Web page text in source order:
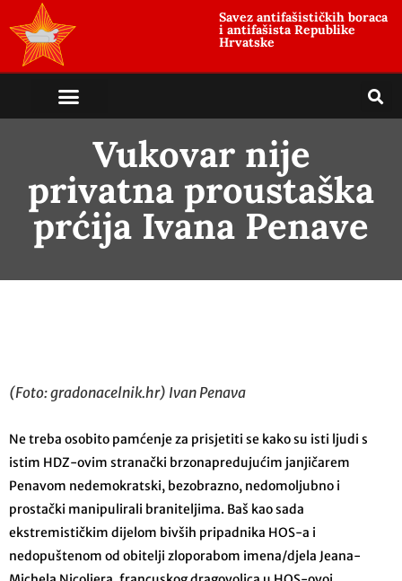
Savez antifašističkih boraca
i antifašista Republike
Hrvatske
Vukovar nije
privatna proustaška
prćija Ivana Penave
(Foto: gradonacelnik.hr) Ivan Penava
Ne treba osobito pamćenje za prisjetiti se kako su isti ljudi s
istim HDZ-ovim stranački brzonapredujućim janjičarem
Penavom nedemokratski, bezobrazno, nedomoljubno i
prostački manipulirali braniteljima. Baš kao sada
ekstremističkim dijelom bivših pripadnika HOS-a i
nedopuštenom od obitelji zloporabom imena/djela Jeana-